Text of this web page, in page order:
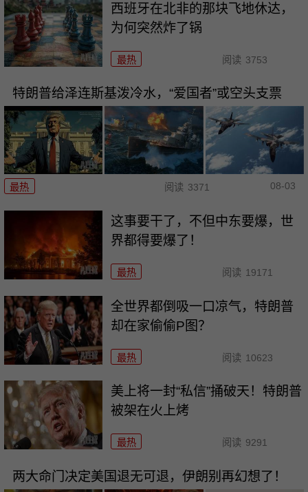
西班牙在北非的那块飞地休达，
为何突然炸了锅
最热 阅读 3753
特朗普给泽连斯基泼冷水，“爱国者”或空头支票
最热 阅读 3371 08-03
这事要干了，不但中东要爆，世
界都得要爆了！
最热 阅读 19171
全世界都倒吸一口凉气，特朗普
却在家偷偷P图？
最热 阅读 10623
美上将一封“私信”捅破天！特朗普
被架在火上烤
最热 阅读 9291
两大命门决定美国退无可退，伊朗别再幻想了！